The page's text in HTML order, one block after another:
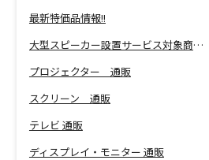
最新特価品情報!!
大型スピーカー設置サービス対象商品！
プロジェクター 通販
スクリーン 通販
テレビ 通販
ディスプレイ・モニター 通販